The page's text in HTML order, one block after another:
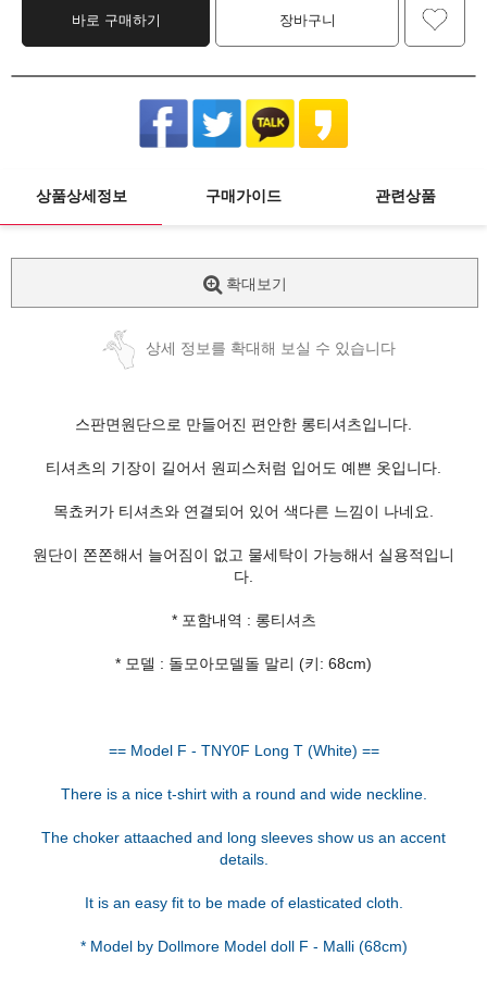
바로 구매하기 장바구니
상품상세정보 구매가이드 관련상품
확대보기
상세 정보를 확대해 보실 수 있습니다
스판면원단으로 만들어진 편안한 롱티셔츠입니다.
티셔츠의 기장이 길어서 원피스처럼 입어도 예쁜 옷입니다.
목쵸커가 티셔츠와 연결되어 있어 색다른 느낌이 나네요.
원단이 쫀쫀해서 늘어짐이 없고 물세탁이 가능해서 실용적입니
다.
* 포함내역 : 롱티셔츠
* 모델 : 돌모아모델돌 말리 (키: 68cm)
== Model F - TNY0F Long T (White) ==
There is a nice t-shirt with a round and wide neckline.
The choker attaached and long sleeves show us an accent
details.
It is an easy fit to be made of elasticated cloth.
* Model by Dollmore Model doll F - Malli (68cm)